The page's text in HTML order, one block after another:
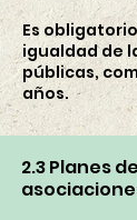
Es
igualdad de
públicas,
años.
2.3 Planes